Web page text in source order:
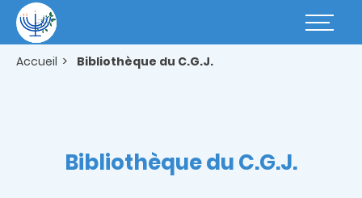
contenu
principal
Basculer
Accueil Bibliothèque du C.G.J.
Bibliothèque du C.G.J.